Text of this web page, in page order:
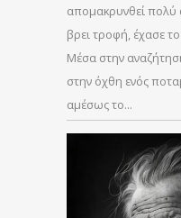
απομακρυνθεί πολύ
βρει τροφή, έχασε
Μέσα στην
στην όχθη ενός
αμέσως το…